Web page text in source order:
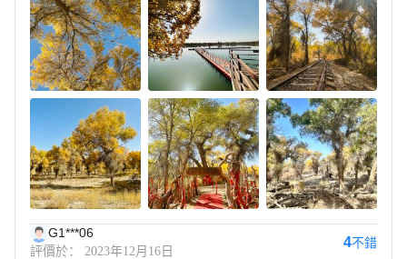
G1***06
評價於： 2023年12月16日
4不錯